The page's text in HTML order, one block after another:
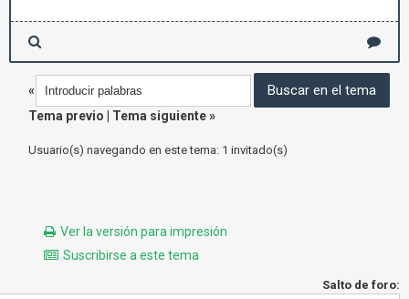
«
Tema previo
Tema siguiente»
Usuario(s) navegando en este tema: 1 invitado(s)
Ver la versión para impresión
Suscribirse a este tema
Salto de foro: